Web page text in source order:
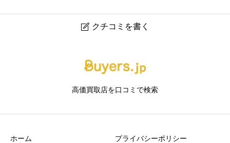
 クチコミを書く
石買取専門店
高価買取店を口コミで検索
ホーム プライバシーポリシー